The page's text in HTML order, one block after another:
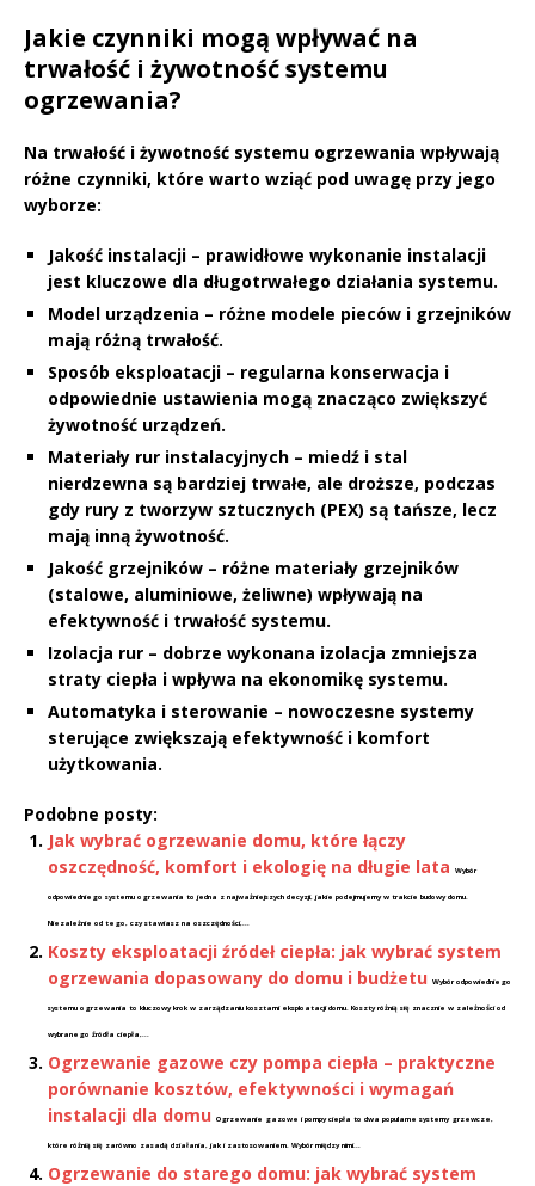
Jakie czynniki mogą wpływać na
trwałość i żywotność systemu
ogrzewania?
Na trwałość i żywotność systemu ogrzewania wpływają
różne czynniki, które warto wziąć pod uwagę przy jego
wyborze:
Jakość instalacji – prawidłowe wykonanie instalacji
jest kluczowe dla długotrwałego działania systemu.
Model urządzenia – różne modele pieców i grzejników
mają różną trwałość.
Sposób eksploatacji – regularna konserwacja i
odpowiednie ustawienia mogą znacząco zwiększyć
żywotność urządzeń.
Materiały rur instalacyjnych – miedź i stal
nierdzewna są bardziej trwałe, ale droższe, podczas
gdy rury z tworzyw sztucznych (PEX) są tańsze, lecz
mają inną żywotność.
Jakość grzejników – różne materiały grzejników
(stalowe, aluminiowe, żeliwne) wpływają na
efektywność i trwałość systemu.
Izolacja rur – dobrze wykonana izolacja zmniejsza
straty ciepła i wpływa na ekonomikę systemu.
Automatyka i sterowanie – nowoczesne systemy
sterujące zwiększają efektywność i komfort
użytkowania.
Podobne posty:
Jak wybrać ogrzewanie domu, które łączy
oszczędność, komfort i ekologię na długie lata
Wybór
odpowiedniego systemu ogrzewania to jedna z najważniejszych decyzji, jakie podejmujemy w trakcie budowy domu.
Niezależnie od tego, czy stawiasz na oszczędności,...
Koszty eksploatacji źródeł ciepła: jak wybrać system
ogrzewania dopasowany do domu i budżetu
Wybór odpowiedniego
systemu ogrzewania to kluczowy krok w zarządzaniu kosztami eksploatacji domu. Koszty różnią się znacznie w zależności od
wybranego źródła ciepła,...
Ogrzewanie gazowe czy pompa ciepła – praktyczne
porównanie kosztów, efektywności i wymagań
instalacji dla domu
Ogrzewanie gazowe i pompy ciepła to dwa popularne systemy grzewcze,
które różnią się zarówno zasadą działania, jak i zastosowaniem. Wybór między nimi...
Ogrzewanie do starego domu: jak wybrać system